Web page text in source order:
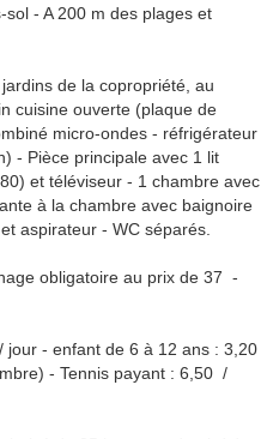
- A 200 m des plages et
de la copropriété, au
cuisine ouverte (plaque de
micro-ondes - réfrigérateur
- Pièce principale avec 1 lit
et téléviseur - 1 chambre avec
à la chambre avec baignoire
aspirateur - WC séparés.
obligatoire au prix de 37  -
jour - enfant de 6 à 12 ans : 3,20
- Tennis payant : 6,50  /